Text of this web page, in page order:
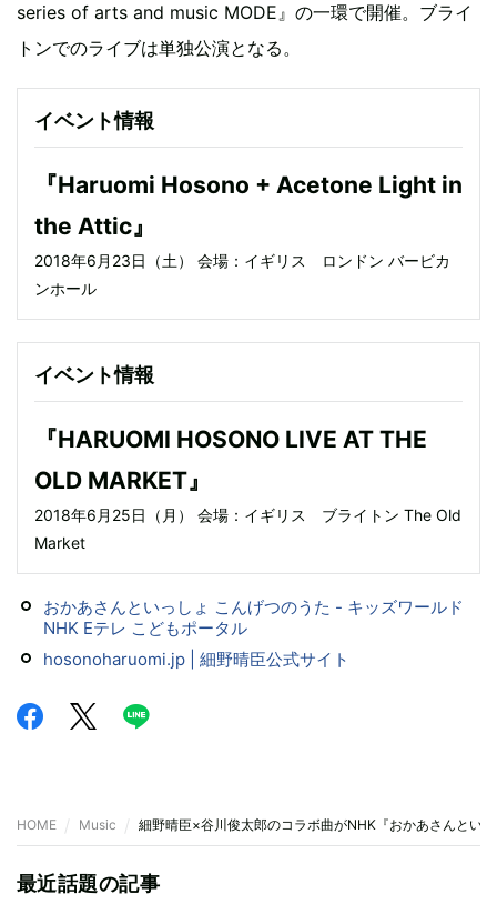
series of arts and music MODE』の一環で開催。ブライ
トンでのライブは単独公演となる。
イベント情報
『Haruomi Hosono + Acetone Light in
the Attic』
2018年6月23日（土） 会場：イギリス ロンドン バービカ
ンホール
イベント情報
『HARUOMI HOSONO LIVE AT THE
OLD MARKET』
2018年6月25日（月） 会場：イギリス ブライトン The Old
Market
おかあさんといっしょ こんげつのうた - キッズワールド
NHK Eテレ こどもポータル
hosonoharuomi.jp | 細野晴臣公式サイト
HOME Music 細野晴臣×谷川俊太郎のコラボ曲がNHK『おかあさんとい
最近話題の記事